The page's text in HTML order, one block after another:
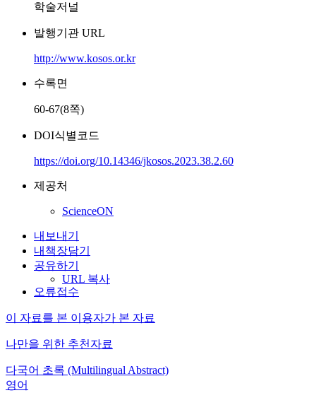
학술저널
발행기관 URL
http://www.kosos.or.kr
수록면
60-67(8쪽)
DOI식별코드
https://doi.org/10.14346/jkosos.2023.38.2.60
제공처
ScienceON
내보내기
내책장담기
공유하기
URL 복사
오류접수
이 자료를 본 이용자가 본 자료
나만을 위한 추천자료
다국어 초록 (Multilingual Abstract)
영어